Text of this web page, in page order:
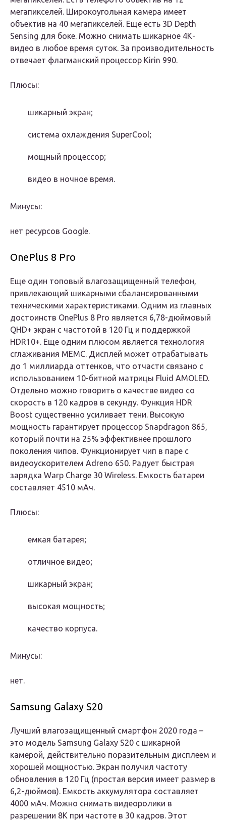
мегапикселей. Широкоугольная камера имеет
объектив на 40 мегапикселей. Еще есть 3D Depth
Sensing для боке. Можно снимать шикарное 4К-
видео в любое время суток. За производительность
отвечает флагманский процессор Kirin 990.
Плюсы:
шикарный экран;
система охлаждения SuperCool;
мощный процессор;
видео в ночное время.
Минусы:
нет ресурсов Google.
OnePlus 8 Pro
Еще один топовый влагозащищенный телефон,
привлекающий шикарными сбалансированными
техническими характеристиками. Одним из главных
достоинств OnePlus 8 Pro является 6,78-дюймовый
QHD+ экран с частотой в 120 Гц и поддержкой
HDR10+. Еще одним плюсом является технология
сглаживания MEMC. Дисплей может отрабатывать
до 1 миллиарда оттенков, что отчасти связано с
использованием 10-битной матрицы Fluid AMOLED.
Отдельно можно говорить о качестве видео со
скорость в 120 кадров в секунду. Функция HDR
Boost существенно усиливает тени. Высокую
мощность гарантирует процессор Snapdragon 865,
который почти на 25% эффективнее прошлого
поколения чипов. Функционирует чип в паре с
видеоускорителем Adreno 650. Радует быстрая
зарядка Warp Charge 30 Wireless. Емкость батареи
составляет 4510 мАч.
Плюсы:
емкая батарея;
отличное видео;
шикарный экран;
высокая мощность;
качество корпуса.
Минусы:
нет.
Samsung Galaxy S20
Лучший влагозащищенный смартфон 2020 года –
это модель Samsung Galaxy S20 с шикарной
камерой, действительно поразительным дисплеем и
хорошей мощностью. Экран получил частоту
обновления в 120 Гц (простая версия имеет размер в
6,2-дюймов). Емкость аккумулятора составляет
4000 мАч. Можно снимать видеоролики в
разрешении 8К при частоте в 30 кадров. Этот